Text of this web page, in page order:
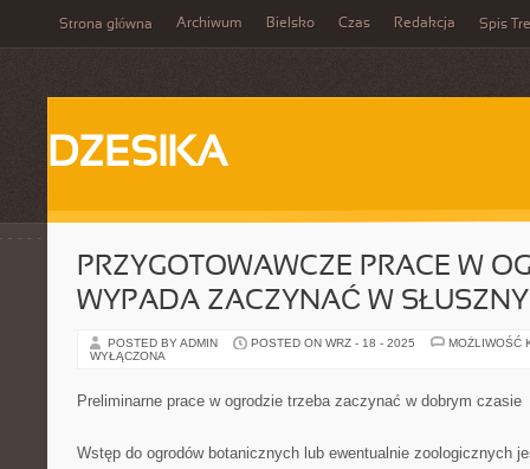
Strona główna Archiwum Bielsko Czas Redakcja Spis
DZESIKA
PRZYGOTOWAWCZE PRACE W
WYPADA ZACZYNAĆ W
POSTED BY ADMIN POSTED ON WRZ - 18 - 2025
MOŻLIWOŚĆ
WYŁĄCZONA
Preliminarne prace w ogrodzie trzeba zaczynać w dobrym czasie
Wstęp do ogrodów botanicznych lub ewentualnie zoologicznych